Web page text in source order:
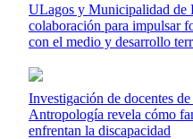
ULagos y Municipalidad de
colaboración para impulsar
con el medio y desarrollo
Investigación de docentes
Antropología revela cómo
enfrentan la discapacidad